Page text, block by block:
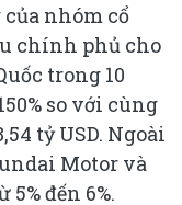
nhóm cổ
chính phủ cho
trong 10
so với cùng
tỷ USD. Ngoài
Motor và
đến 6%.